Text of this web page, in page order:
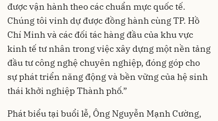
được vận hành theo các chuẩn mực quốc tế.
Chúng tôi vinh dự được đồng hành cùng TP. Hồ
Chí Minh và các đối tác hàng đầu của khu vực
kinh tế tư nhân trong việc xây dựng một nền tảng
đầu tư công nghệ chuyên nghiệp, đóng góp cho
sự phát triển năng động và bền vững của hệ sinh
thái khởi nghiệp Thành phố.”
Phát biểu tại buổi lễ, Ông Nguyễn Mạnh Cường,